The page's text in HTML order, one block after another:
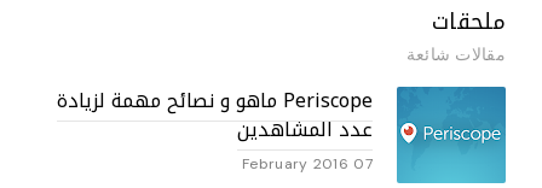
ملحقات
مقالات شائعة
Periscope ماهو و نصائح مهمة لزيادة
عدد المشاهدين
07 February 2016